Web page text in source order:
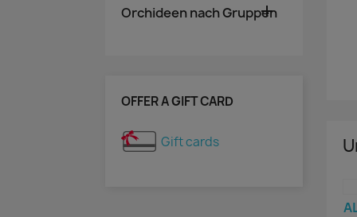
Orchideen nach Gruppen

OFFER A GIFT CARD
Gift cards